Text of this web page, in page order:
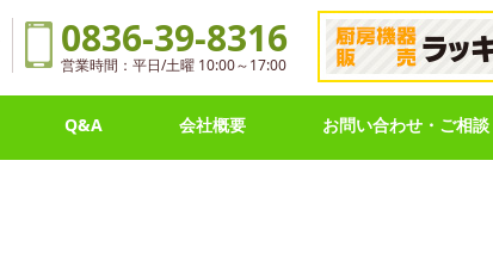
0836-39-8316
営業時間：平日/土曜 10:00～17:00
Q&A 会社概要 お問い合わせ・ご相談